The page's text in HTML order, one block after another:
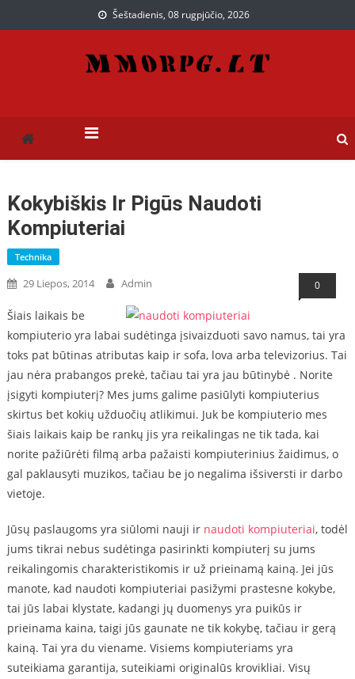
Šeštadienis, 08 rugpjūčio, 2026
praversti ir jums
Kokybiškis Ir Pigūs Naudoti
Kompiuteriai
Technika
29 Liepos, 2014 Admin 0
Šiais laikais be
kompiuterio yra labai sudėtinga įsivaizduoti savo namus, tai yra
toks pat būtinas atributas kaip ir sofa, lova arba televizorius. Tai
jau nėra prabangos prekė, tačiau tai yra jau būtinybė . Norite
įsigyti kompiuterį? Mes jums galime pasiūlyti kompiuterius
skirtus bet kokių užduočių atlikimui. Juk be kompiuterio mes
šiais laikais kaip be rankų jis yra reikalingas ne tik tada, kai
norite pažiūrėti filmą arba pažaisti kompiuterinius žaidimus, o
gal paklausyti muzikos, tačiau be jo negalima išsiversti ir darbo
vietoje.
Jūsų paslaugoms yra siūlomi nauji ir naudoti kompiuteriai, todėl
jums tikrai nebus sudėtinga pasirinkti kompiuterį su jums
reikalingomis charakteristikomis ir už prieinamą kainą. Jei jūs
manote, kad naudoti kompiuteriai pasižymi prastesne kokybe,
tai jūs labai klystate, kadangi jų duomenys yra puikūs ir
prieinama kaina, taigi jūs gaunate ne tik kokybę, tačiau ir gerą
kainą. Tai yra du viename. Visiems kompiuteriams yra
suteikiama garantija, suteikiami originalūs krovikliai. Visų